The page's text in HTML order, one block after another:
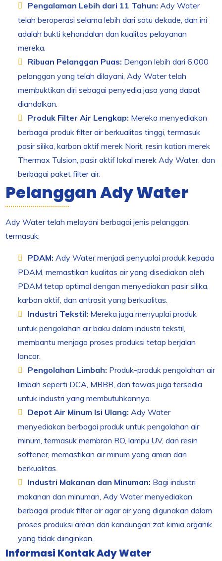
Pengalaman Lebih dari 11 Tahun: Ady Water
telah beroperasi selama lebih dari satu dekade, dan ini
adalah bukti kehandalan dan kualitas pelayanan
mereka.
Ribuan Pelanggan Puas: Dengan lebih dari 6.000
pelanggan yang telah dilayani, Ady Water telah
membuktikan diri sebagai penyedia jasa yang dapat
diandalkan.
Produk Filter Air Lengkap: Mereka menyediakan
berbagai produk filter air berkualitas tinggi, termasuk
pasir silika, karbon aktif merek Norit, resin kation merek
Thermax Tulsion, pasir aktif lokal merek Ady Water, dan
berbagai paket filter air.
Pelanggan Ady Water
Ady Water telah melayani berbagai jenis pelanggan,
termasuk:
PDAM: Ady Water menjadi penyuplai produk kepada
PDAM, memastikan kualitas air yang disediakan oleh
PDAM tetap optimal dengan menyediakan pasir silika,
karbon aktif, dan antrasit yang berkualitas.
Industri Tekstil: Mereka juga menyuplai produk
untuk pengolahan air baku dalam industri tekstil,
membantu menjaga proses produksi tetap berjalan
lancar.
Pengolahan Limbah: Produk-produk pengolahan air
limbah seperti DCA, MBBR, dan tawas juga tersedia
untuk industri yang membutuhkannya.
Depot Air Minum Isi Ulang: Ady Water
menyediakan berbagai produk untuk pengolahan air
minum, termasuk membran RO, lampu UV, dan resin
softener, memastikan air minum yang aman dan
berkualitas.
Industri Makanan dan Minuman: Bagi industri
makanan dan minuman, Ady Water menyediakan
berbagai produk filter air agar air yang digunakan dalam
proses produksi aman dari kandungan zat kimia organik
yang tidak diinginkan.
Informasi Kontak Ady Water